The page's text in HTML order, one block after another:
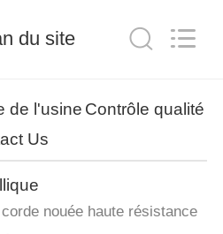
du site
de l'usine Contrôle qualité
Us
nouée haute résistance